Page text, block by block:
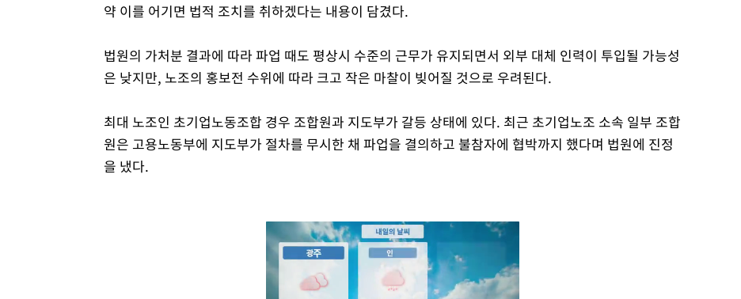
약 이를 어기면 법적 조치를 취하겠다는 내용이 담겼다.
법원의 가처분 결과에 따라 파업 때도 평상시 수준의 근무가 유지되면서 외부 대체 인력이 투입될 가능성
은 낮지만, 노조의 홍보전 수위에 따라 크고 작은 마찰이 빚어질 것으로 우려된다.
최대 노조인 초기업노동조합 경우 조합원과 지도부가 갈등 상태에 있다. 최근 초기업노조 소속 일부 조합
원은 고용노동부에 지도부가 절차를 무시한 채 파업을 결의하고 불참자에 협박까지 했다며 법원에 진정
을 냈다.